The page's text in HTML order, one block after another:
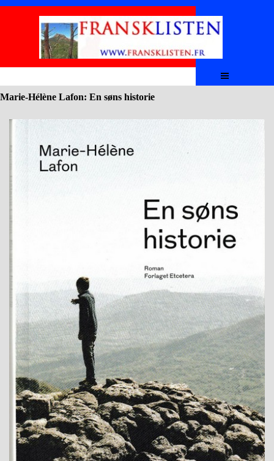
Aller au contenu
Marie-Hélène Lafon: En søns historie